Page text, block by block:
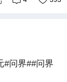
#问界##问界